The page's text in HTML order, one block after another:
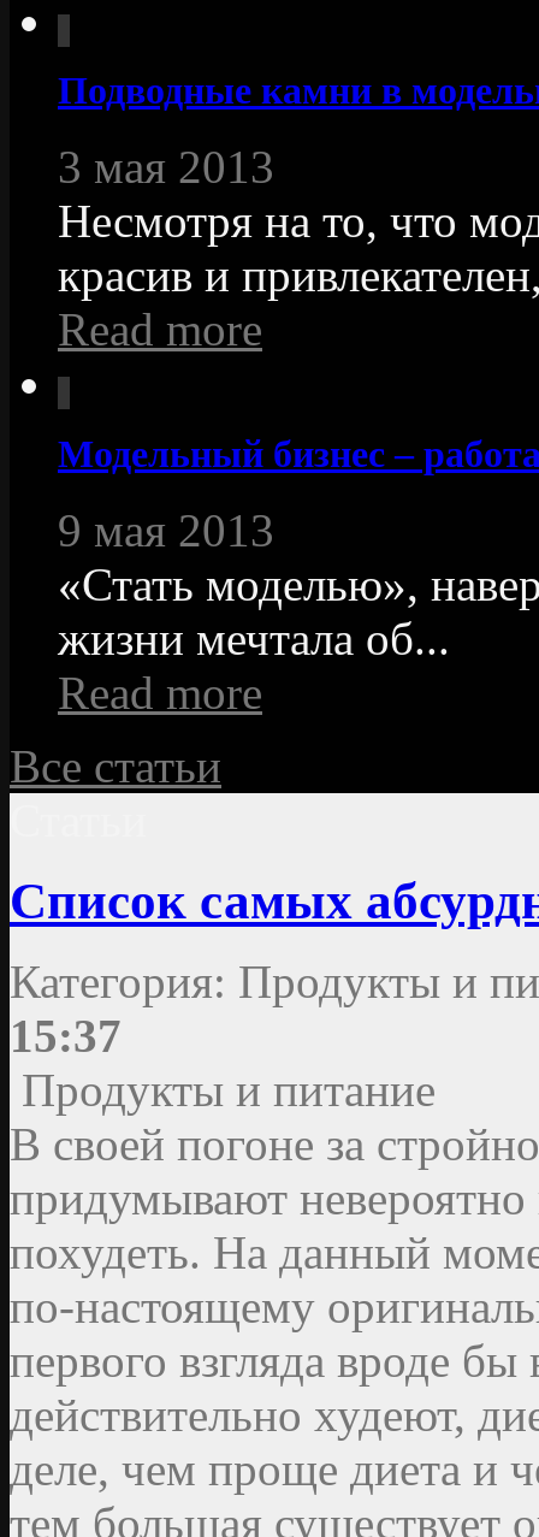
Подводные камни в
3 мая 2013
Несмотря на то, что
красив и
Read more
Модельный бизнес –
9 мая 2013
«Стать моделью»,
жизни мечтала об...
Read more
Все статьи
Список самых
Категория: Продукты и
15:37
Продукты и питание
В своей погоне за
придумывают
похудеть. На данный
по-настоящему
первого взгляда вроде
действительно худеют,
деле, чем проще диета и
тем большая существует